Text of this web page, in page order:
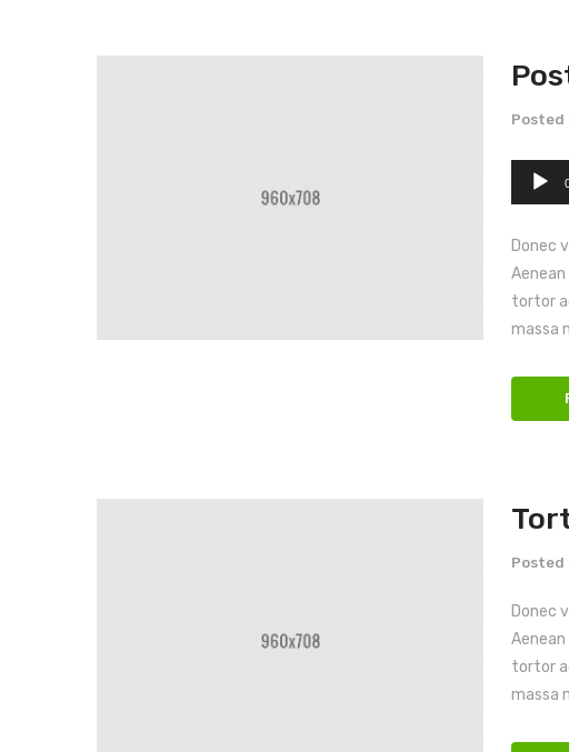
Posted
de
Donec
tortor
massa
Posted
Donec
tortor
massa